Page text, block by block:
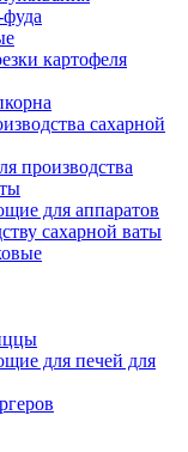
картофеля
сахарной
производства
для аппаратов
сахарной ваты
для печей для